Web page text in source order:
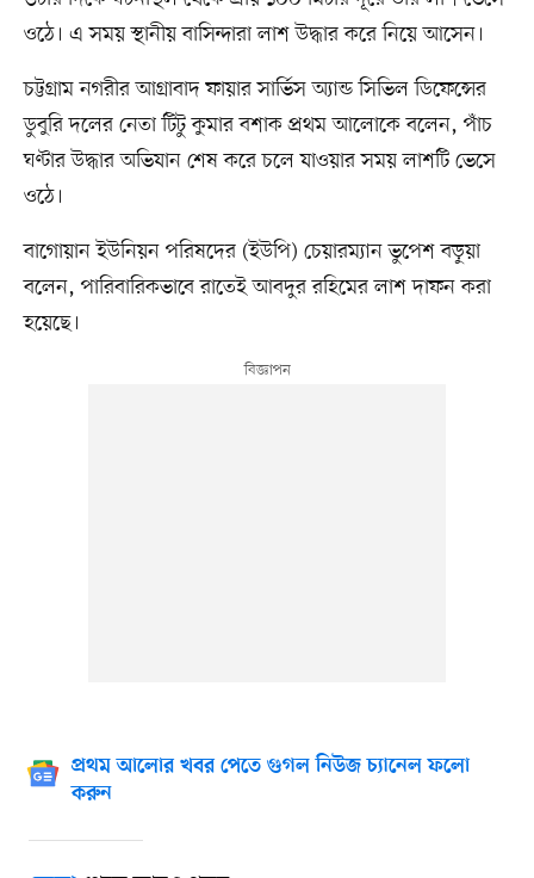
ওঠে। এ সময় স্থানীয় বাসিন্দারা লাশ উদ্ধার করে নিয়ে আসেন।
চট্টগ্রাম নগরীর আগ্রাবাদ ফায়ার সার্ভিস অ্যান্ড সিভিল ডিফেন্সের
ডুবুরি দলের নেতা টিটু কুমার বশাক প্রথম আলোকে বলেন, পাঁচ
ঘণ্টার উদ্ধার অভিযান শেষ করে চলে যাওয়ার সময় লাশটি ভেসে
ওঠে।
বাগোয়ান ইউনিয়ন পরিষদের (ইউপি) চেয়ারম্যান ভুপেশ বড়ুয়া
বলেন, পারিবারিকভাবে রাতেই আবদুর রহিমের লাশ দাফন করা
হয়েছে।
প্রথম আলোর খবর পেতে গুগল নিউজ চ্যানেল ফলো
করুন